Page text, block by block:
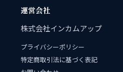
運営会社
株式会社インカムアップ
プライバシーポリシー
特定商取引法に基づく表記